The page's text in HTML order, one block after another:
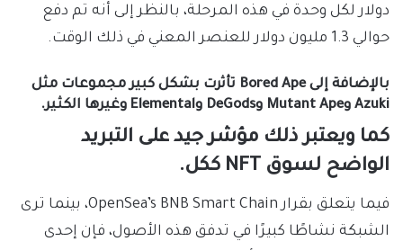
دولار لكل وحدة في هذه المرحلة، بالنظر إلى أنه تم دفع
حوالي 1.3 مليون دولار للعنصر المعني في ذلك الوقت.
بالإضافة إلى Bored Ape تأثرت بشكل كبير مجموعات مثل
Azuki وMutant Ape وDeGods وElemental وغيرها الكثير.
كما ويعتبر ذلك مؤشر جيد على التبريد
الواضح لسوق NFT ككل.
فيما يتعلق بقرار OpenSea’s BNB Smart Chain، بينما ترى
الشبكة نشاطًا كبيرًا في تدفق هذه الأصول، فإن إحدى